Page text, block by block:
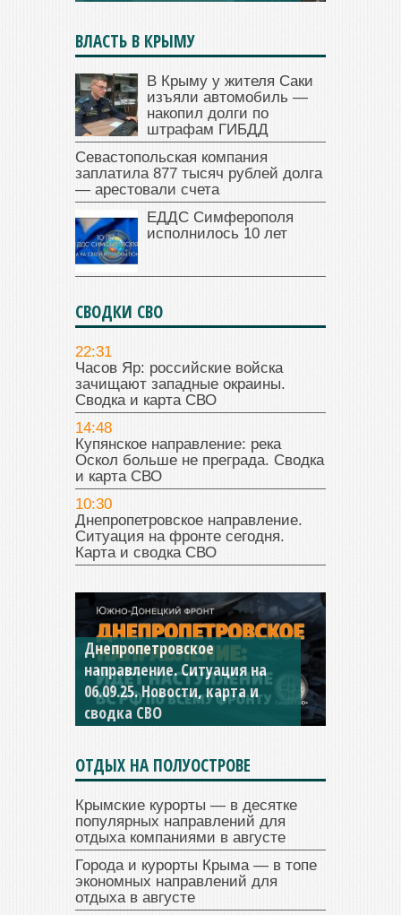
ВЛАСТЬ В КРЫМУ
В Крыму у жителя Саки
изъяли автомобиль —
накопил долги по
штрафам ГИБДД
Севастопольская компания
заплатила 877 тысяч рублей долга
— арестовали счета
ЕДДС Симферополя
исполнилось 10 лет
СВОДКИ СВО
22:31
Часов Яр: российские войска
зачищают западные окраины.
Сводка и карта СВО
14:48
Купянское направление: река
Оскол больше не преграда. Сводка
и карта СВО
10:30
Днепропетровское направление.
Ситуация на фронте сегодня.
Карта и сводка СВО
Днепропетровское
направление. Ситуация на
06.09.25. Новости, карта и
сводка СВО
Константиновское
направление. Ситуация на
04.09.25 Новости, карта и
сводка СВО
ОТДЫХ НА ПОЛУОСТРОВЕ
Крымские курорты — в десятке
популярных направлений для
отдыха компаниями в августе
Города и курорты Крыма — в топе
экономных направлений для
отдыха в августе